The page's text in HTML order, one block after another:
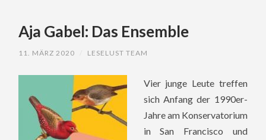
CONTENT
Aja Gabel: Das Ensemble
11. MÄRZ 2020 LESELUST TEAM
Vier junge Leute treffen
sich Anfang der 1990er-
Jahre am Konservatorium
in San Francisco und